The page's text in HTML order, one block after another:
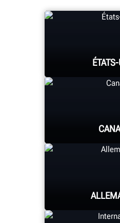
HUNTER
HUNTER